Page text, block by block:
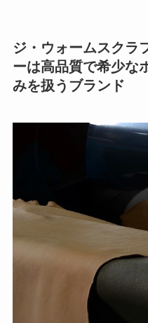
ジ・ウォームスクラ
ーは高品質で希少な
みを扱うブランド